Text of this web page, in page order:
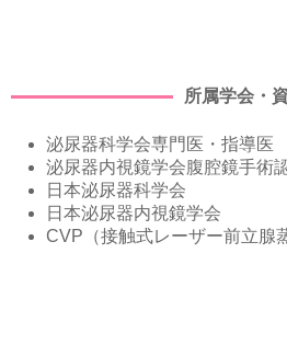
所属学会・
泌尿器科学会専門医・指導医
泌尿器内視鏡学会腹腔鏡手術
日本泌尿器科学会
日本泌尿器内視鏡学会
CVP（接触式レーザー前立腺